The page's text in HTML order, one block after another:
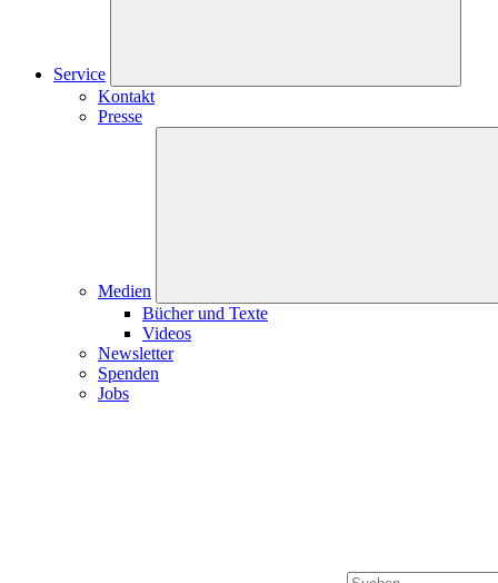
Service
Kontakt
Presse
Medien
Bücher und Texte
Videos
Newsletter
Spenden
Jobs